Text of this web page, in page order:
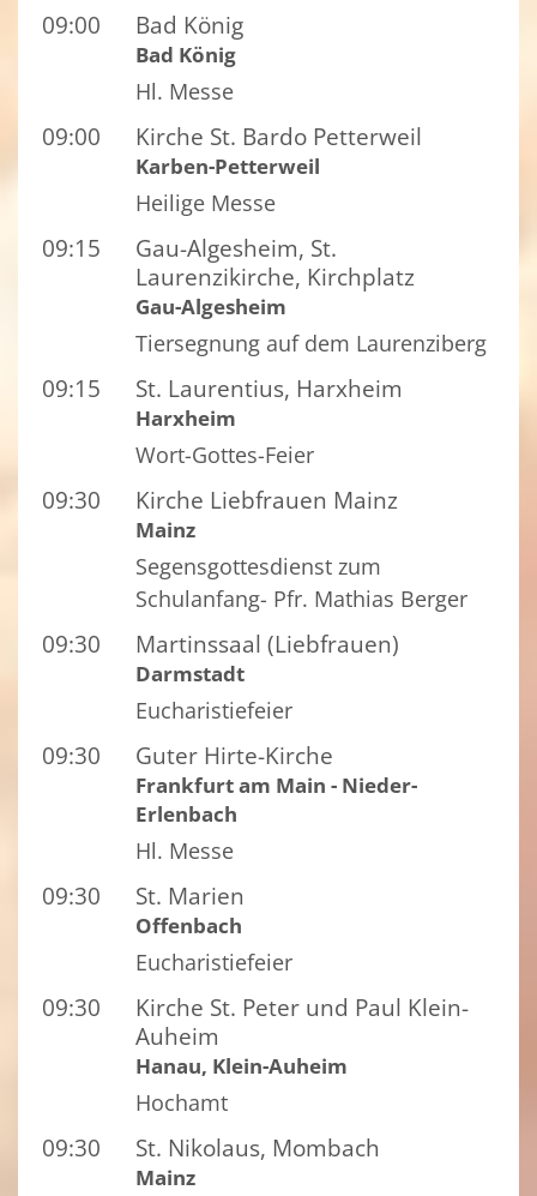
09:00 Bad König
Bad König
Hl. Messe
09:00 Kirche St. Bardo Petterweil
Karben-Petterweil
Heilige Messe
09:15
Gau-Algesheim, St.
Laurenzikirche, Kirchplatz
Gau-Algesheim
Tiersegnung auf dem Laurenziberg
09:15 St. Laurentius, Harxheim
Harxheim
Wort-Gottes-Feier
09:30 Kirche Liebfrauen Mainz
Mainz
Segensgottesdienst zum
Schulanfang- Pfr. Mathias Berger
09:30 Martinssaal (Liebfrauen)
Darmstadt
Eucharistiefeier
09:30 Guter Hirte-Kirche
Frankfurt am Main - Nieder-
Erlenbach
Hl. Messe
09:30 St. Marien
Offenbach
Eucharistiefeier
09:30
Kirche St. Peter und Paul Klein-
Auheim
Hanau, Klein-Auheim
Hochamt
09:30 St. Nikolaus, Mombach
Mainz